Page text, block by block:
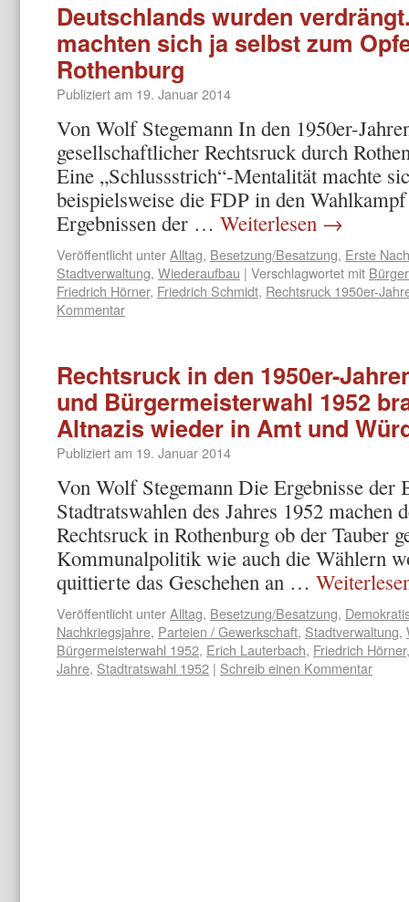
Deutschlands wurden
machten sich ja selbst zum
Rothenburg
Publiziert am 19. Januar 2014
Von Wolf Stegemann In den 1950er-
gesellschaftlicher Rechtsruck durch
Eine „Schlussstrich“-Mentalität machte
beispielsweise die FDP in den
Ergebnissen der … Weiterlesen →
Veröffentlicht unterAlltag, Besetzung/Besatzung, Erste
Stadtverwaltung, Wiederaufbau | Verschlagwortet mit
Friedrich Hörner, Friedrich Schmidt, Rechtsruck 1950er-
Kommentar
Rechtsruck in den 1950er-
und Bürgermeisterwahl 1952
Altnazis wieder in Amt und
Publiziert am 19. Januar 2014
Von Wolf Stegemann Die Ergebnisse der
Stadtratswahlen des Jahres 1952 machen
Rechtsruck in Rothenburg ob der Tauber
Kommunalpolitik wie auch die Wählern
quittierte das Geschehen an …
Veröffentlicht unterAlltag, Besetzung/Besatzung,
Nachkriegsjahre, Parteien / Gewerkschaft, Stadtverwaltung,
Bürgermeisterwahl 1952, Erich Lauterbach, Friedrich Hörner
Jahre, Stadtratswahl 1952 | Schreib einen Kommentar